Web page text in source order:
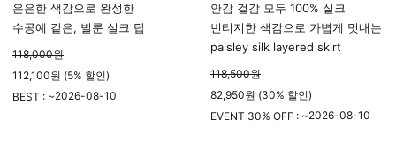
은은한 색감으로 완성한
수공예 같은, 벌룬 실크 탑
118,000원
112,100원 (5% 할인)
BEST : ~2026-08-10
안감 겉감 모두 100% 실크
빈티지한 색감으로 가볍게 멋내는
paisley silk layered skirt
118,500원
82,950원 (30% 할인)
EVENT 30% OFF : ~2026-08-10